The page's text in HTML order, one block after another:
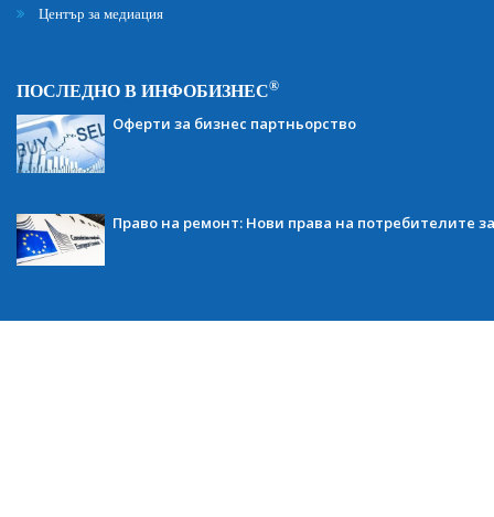
Център за медиация
ПОСЛЕДНО В ИНФОБИЗНЕС®
Оферти за бизнес партньорство
Право на ремонт: Нови права на потребителите